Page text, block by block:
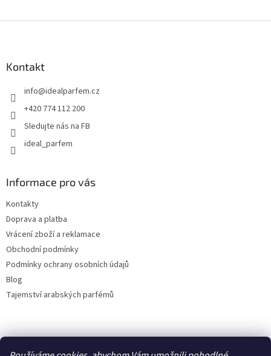
Kontakt
info@idealparfem.cz
+420 774 112 200
Sledujte nás na FB
ideal_parfem
Informace pro vás
Kontakty
Doprava a platba
Vrácení zboží a reklamace
Obchodní podmínky
Podmínky ochrany osobních údajů
Blog
Tajemství arabských parfémů